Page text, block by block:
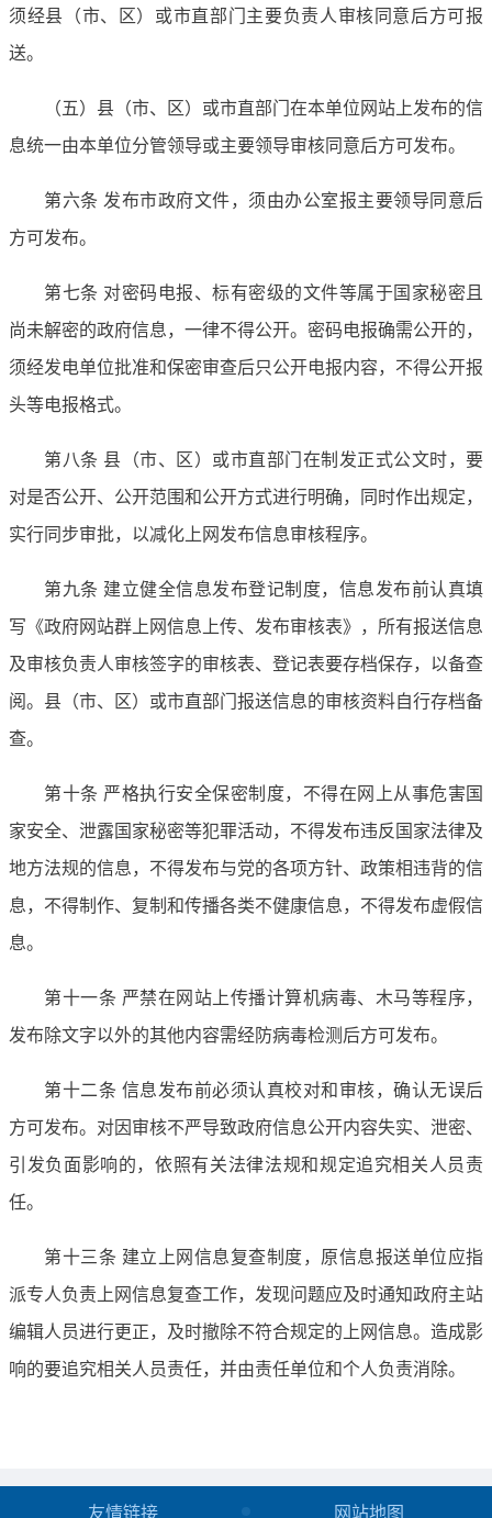
须经县（市、区）或市直部门主要负责人审核同意后方可报
送。
（五）县（市、区）或市直部门在本单位网站上发布的信
息统一由本单位分管领导或主要领导审核同意后方可发布。
第六条 发布市政府文件，须由办公室报主要领导同意后
方可发布。
第七条 对密码电报、标有密级的文件等属于国家秘密且
尚未解密的政府信息，一律不得公开。密码电报确需公开的，
须经发电单位批准和保密审查后只公开电报内容，不得公开报
头等电报格式。
第八条 县（市、区）或市直部门在制发正式公文时，要
对是否公开、公开范围和公开方式进行明确，同时作出规定，
实行同步审批，以减化上网发布信息审核程序。
第九条 建立健全信息发布登记制度，信息发布前认真填
写《政府网站群上网信息上传、发布审核表》，所有报送信息
及审核负责人审核签字的审核表、登记表要存档保存，以备查
阅。县（市、区）或市直部门报送信息的审核资料自行存档备
查。
第十条 严格执行安全保密制度，不得在网上从事危害国
家安全、泄露国家秘密等犯罪活动，不得发布违反国家法律及
地方法规的信息，不得发布与党的各项方针、政策相违背的信
息，不得制作、复制和传播各类不健康信息，不得发布虚假信
息。
第十一条 严禁在网站上传播计算机病毒、木马等程序，
发布除文字以外的其他内容需经防病毒检测后方可发布。
第十二条 信息发布前必须认真校对和审核，确认无误后
方可发布。对因审核不严导致政府信息公开内容失实、泄密、
引发负面影响的，依照有关法律法规和规定追究相关人员责
任。
第十三条 建立上网信息复查制度，原信息报送单位应指
派专人负责上网信息复查工作，发现问题应及时通知政府主站
编辑人员进行更正，及时撤除不符合规定的上网信息。造成影
响的要追究相关人员责任，并由责任单位和个人负责消除。
友情链接 网站地图